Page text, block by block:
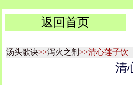
返回首页
汤头歌诀>>泻火之剂 >>清心莲子饮
清